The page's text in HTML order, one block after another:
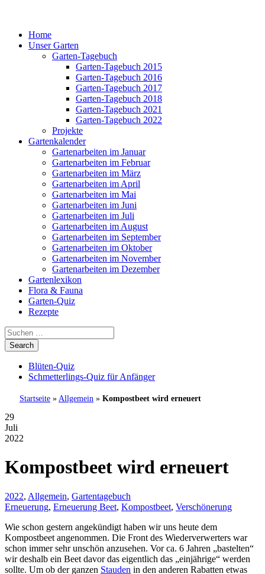
Home
Unser Garten
Garten-Tagebuch
Garten-Tagebuch 2015
Garten-Tagebuch 2016
Garten-Tagebuch 2017
Garten-Tagebuch 2018
Garten-Tagebuch 2021
Garten-Tagebuch 2022
Projekte
Gartenkalender
Gartenarbeiten im Januar
Gartenarbeiten im Februar
Gartenarbeiten im März
Gartenarbeiten im April
Gartenarbeiten im Mai
Gartenarbeiten im Juni
Gartenarbeiten im Juli
Gartenarbeiten im August
Gartenarbeiten im September
Gartenarbeiten im Oktober
Gartenarbeiten im November
Gartenarbeiten im Dezember
Gartenlexikon
Flora & Fauna
Garten-Quiz
Rezepte
Blüten-Quiz
Schmetterlings-Quiz für Anfänger
Startseite » Allgemein » Kompostbeet wird erneuert
29
Juli
2022
Kompostbeet wird erneuert
2022, Allgemein, Gartentagebuch
Erneuerung, Erneuerung Beet, Kompostbeet, Verschönerung
Wie schon gestern angekündigt haben wir uns heute dem
Kompostbeet angenommen. Die Front des Wiederverwerters war
schon immer sehr unschön anzusehen. Vor ca. 6 Jahren „bastelten“
wir deshalb ein Beet davor das eigentlich das „einjährige“ werden
sollte. Um ob der ganzen Stauden in den anderen Rabatten etwas